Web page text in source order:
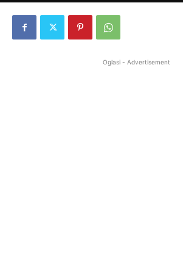
Oglasi - Advertisement